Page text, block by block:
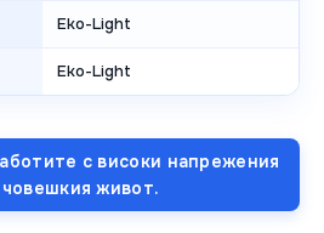
Eko-Light
Eko-Light
с високи напрежения
живот.